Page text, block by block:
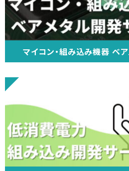
マイコン・組み込み機器 ベ